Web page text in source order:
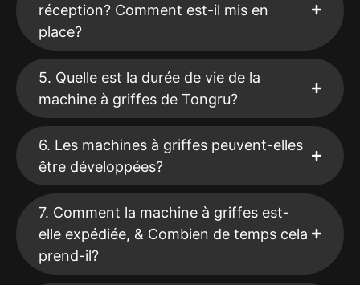
réception? Comment est-il mis en
place?
5. Quelle est la durée de vie de la
machine à griffes de Tongru?
6. Les machines à griffes peuvent-elles
être développées?
7. Comment la machine à griffes est-
elle expédiée, & Combien de temps cela
prend-il?